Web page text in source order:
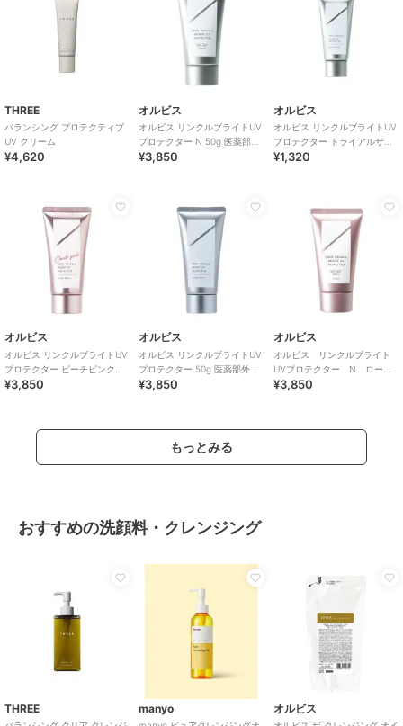
THREE
バランシング プロテクティブ
UV クリーム
¥4,620
オルビス
オルビス リンクルブライトUV
プロテクター N 50g 医薬部外
品（顔用日焼け止め）
¥3,850
オルビス
オルビス リンクルブライトUV
プロテクター トライアルサイ
ズ 15g 医薬部外品 （顔用日焼
¥1,320
オルビス
オルビス リンクルブライトUV
プロテクター ピーチピンク
50g 医薬部外品 （顔用日焼け
¥3,850
オルビス
オルビス リンクルブライトUV
プロテクター 50g 医薬部外品
（顔用日焼け止め）
¥3,850
オルビス
オルビス リンクルブライト
UVプロテクター N ローズ
50g 医薬部外品（顔用日焼け
¥3,850
もっとみる
おすすめの洗顔料・クレンジング
THREE manyo オルビス